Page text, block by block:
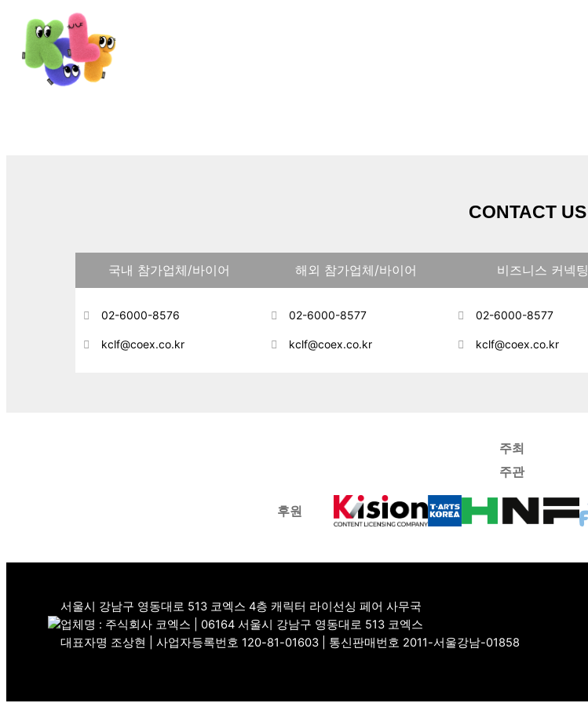
CONTACT US
국내 참가업체/바이어
02-6000-8576
kclf@coex.co.kr
해외 참가업체/바이어
02-6000-8577
kclf@coex.co.kr
비즈니스 커넥팅
02-6000-8577
kclf@coex.co.kr
주최
주관
후원
서울시 강남구 영동대로 513 코엑스 4층 캐릭터 라이선싱 페어 사무국
업체명 : 주식회사 코엑스 | 06164 서울시 강남구 영동대로 513 코엑스
대표자명 조상현 | 사업자등록번호 120-81-01603 | 통신판매번호 2011-서울강남-01858